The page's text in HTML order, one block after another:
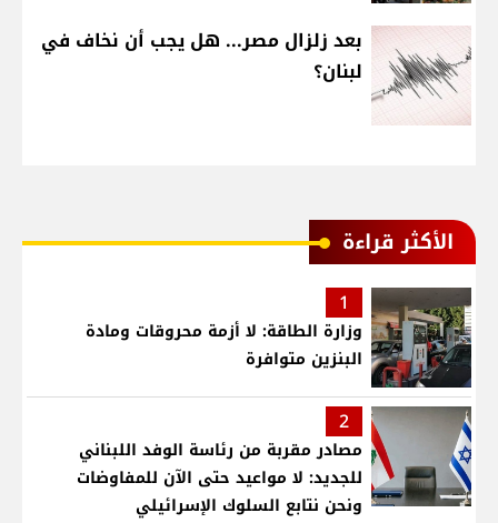
بعد زلزال مصر... هل يجب أن نخاف في
لبنان؟
الأكثر قراءة
1
وزارة الطاقة: لا أزمة محروقات ومادة
البنزين متوافرة
2
مصادر مقربة من رئاسة الوفد اللبناني
للجديد: لا مواعيد حتى الآن للمفاوضات
ونحن نتابع السلوك الإسرائيلي